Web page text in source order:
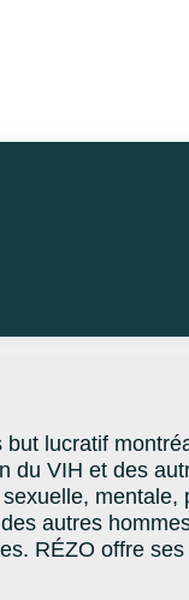
lucratif
du VIH et des
mentale,
autres
RÉZO offre